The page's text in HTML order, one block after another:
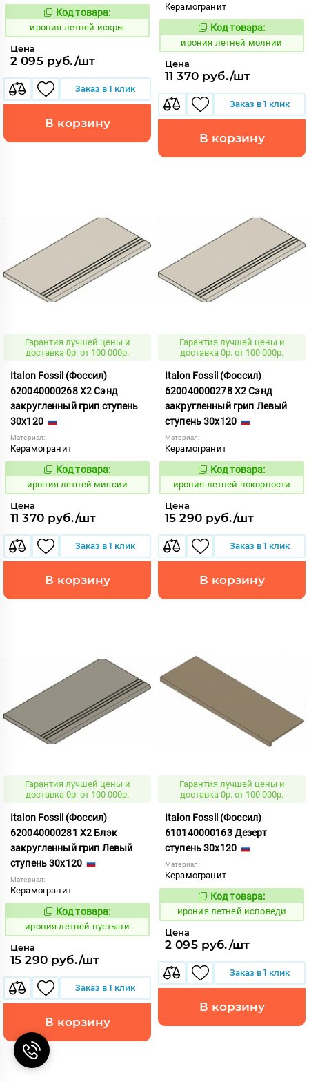
1099659
Код товара:
ирония летней искры
Цена
2 095 руб./шт
Заказ в 1 клик
В корзину
Керамогранит
1099678
Код товара:
ирония летней молнии
Цена
11 370 руб./шт
Заказ в 1 клик
В корзину
Гарантия лучшей цены и
доставка 0р. от 100 000р.
Italon Fossil (Фоссил)
620040000268 X2 Сэнд
закругленный грип ступень
30x120
Материал:
Керамогранит
1099677
Код товара:
ирония летней миссии
Цена
11 370 руб./шт
Заказ в 1 клик
В корзину
Гарантия лучшей цены и
доставка 0р. от 100 000р.
Italon Fossil (Фоссил)
620040000278 X2 Сэнд
закругленный грип Левый
ступень 30x120
Материал:
Керамогранит
1099697
Код товара:
ирония летней покорности
Цена
15 290 руб./шт
Заказ в 1 клик
В корзину
Гарантия лучшей цены и
доставка 0р. от 100 000р.
Italon Fossil (Фоссил)
620040000281 X2 Блэк
закругленный грип Левый
ступень 30x120
Материал:
Керамогранит
1099700
Код товара:
ирония летней пустыни
Цена
15 290 руб./шт
Заказ в 1 клик
В корзину
Гарантия лучшей цены и
доставка 0р. от 100 000р.
Italon Fossil (Фоссил)
610140000163 Дезерт
ступень 30x120
Материал:
Керамогранит
1099660
Код товара:
ирония летней исповеди
Цена
2 095 руб./шт
Заказ в 1 клик
В корзину